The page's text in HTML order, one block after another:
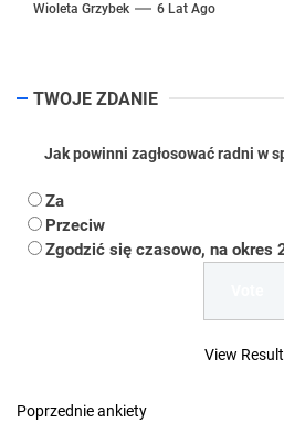
Wioleta Grzybek 6 Lat Ago
TWOJE ZDANIE
Jak powinni zagłosować radni w
Za
Przeciw
Zgodzić się czasowo, na okres
View
Poprzednie ankiety